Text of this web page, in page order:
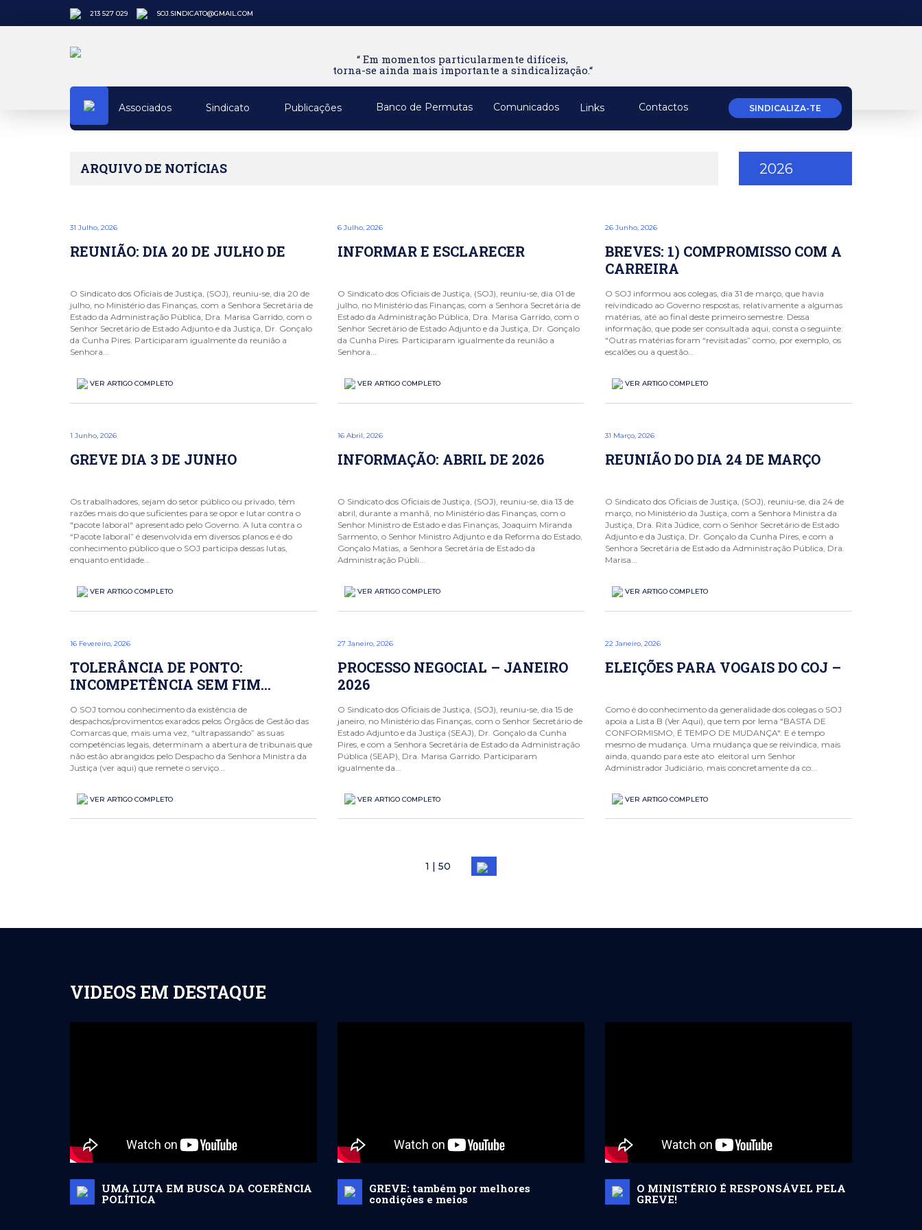
213 527 029 SOJ.SINDICATO@GMAIL.COM
“ Em momentos particularmente difíceis,
torna-se ainda mais importante a sindicalização.“
Associados Sindicato Publicações Banco de Permutas Comunicados Links Contactos SINDICALIZA-TE
ARQUIVO DE NOTÍCIAS
31 Julho, 2026
REUNIÃO: DIA 20 DE JULHO DE
O Sindicato dos Oficiais de Justiça, (SOJ), reuniu-se, dia 20 de
julho, no Ministério das Finanças, com a Senhora Secretária de
Estado da Administração Pública, Dra. Marisa Garrido, com o
Senhor Secretário de Estado Adjunto e da Justiça, Dr. Gonçalo
da Cunha Pires. Participaram igualmente da reunião a
Senhora...
VER ARTIGO COMPLETO
6 Julho, 2026
INFORMAR E ESCLARECER
O Sindicato dos Oficiais de Justiça, (SOJ), reuniu-se, dia 01 de
julho, no Ministério das Finanças, com a Senhora Secretária de
Estado da Administração Pública, Dra. Marisa Garrido, com o
Senhor Secretário de Estado Adjunto e da Justiça, Dr. Gonçalo
da Cunha Pires. Participaram igualmente da reunião a
Senhora...
VER ARTIGO COMPLETO
26 Junho, 2026
BREVES: 1) COMPROMISSO COM A
CARREIRA
O SOJ informou aos colegas, dia 31 de março, que havia
reivindicado ao Governo respostas, relativamente a algumas
matérias, até ao final deste primeiro semestre. Dessa
informação, que pode ser consultada aqui, consta o seguinte:
"Outras matérias foram “revisitadas” como, por exemplo, os
escalões ou a questão...
VER ARTIGO COMPLETO
1 Junho, 2026
GREVE DIA 3 DE JUNHO
Os trabalhadores, sejam do setor público ou privado, têm
razões mais do que suficientes para se opor e lutar contra o
"pacote laboral" apresentado pelo Governo. A luta contra o
“Pacote laboral” é desenvolvida em diversos planos e é do
conhecimento público que o SOJ participa dessas lutas,
enquanto entidade...
VER ARTIGO COMPLETO
16 Abril, 2026
INFORMAÇÃO: ABRIL DE 2026
O Sindicato dos Oficiais de Justiça, (SOJ), reuniu-se, dia 13 de
abril, durante a manhã, no Ministério das Finanças, com o
Senhor Ministro de Estado e das Finanças, Joaquim Miranda
Sarmento, o Senhor Ministro Adjunto e da Reforma do Estado,
Gonçalo Matias, a Senhora Secretária de Estado da
Administração Públi...
VER ARTIGO COMPLETO
31 Março, 2026
REUNIÃO DO DIA 24 DE MARÇO
O Sindicato dos Oficiais de Justiça, (SOJ), reuniu-se, dia 24 de
março, no Ministério da Justiça, com a Senhora Ministra da
Justiça, Dra. Rita Júdice, com o Senhor Secretário de Estado
Adjunto e da Justiça, Dr. Gonçalo da Cunha Pires, e com a
Senhora Secretária de Estado da Administração Pública, Dra.
Marisa...
VER ARTIGO COMPLETO
16 Fevereiro, 2026
TOLERÂNCIA DE PONTO:
INCOMPETÊNCIA SEM FIM…
O SOJ tomou conhecimento da existência de
despachos/provimentos exarados pelos Órgãos de Gestão das
Comarcas que, mais uma vez, “ultrapassando” as suas
competências legais, determinam a abertura de tribunais que
não estão abrangidos pelo Despacho da Senhora Ministra da
Justiça (ver aqui) que remete o serviço...
VER ARTIGO COMPLETO
27 Janeiro, 2026
PROCESSO NEGOCIAL – JANEIRO
2026
O Sindicato dos Oficiais de Justiça, (SOJ), reuniu-se, dia 15 de
janeiro, no Ministério das Finanças, com o Senhor Secretário de
Estado Adjunto e da Justiça (SEAJ), Dr. Gonçalo da Cunha
Pires, e com a Senhora Secretária de Estado da Administração
Pública (SEAP), Dra. Marisa Garrido. Participaram
igualmente da...
VER ARTIGO COMPLETO
22 Janeiro, 2026
ELEIÇÕES PARA VOGAIS DO COJ –
Como é do conhecimento da generalidade dos colegas o SOJ
apoia a Lista B (Ver Aqui), que tem por lema "BASTA DE
CONFORMISMO, É TEMPO DE MUDANÇA". E é tempo
mesmo de mudança. Uma mudança que se reivindica, mais
ainda, quando para este ato eleitoral um Senhor
Administrador Judiciário, mais concretamente da co...
VER ARTIGO COMPLETO
1 50
VIDEOS EM DESTAQUE
UMA LUTA EM BUSCA DA COERÊNCIA
POLÍTICA
GREVE: também por melhores
condições e meios
O MINISTÉRIO É RESPONSÁVEL PELA
GREVE!